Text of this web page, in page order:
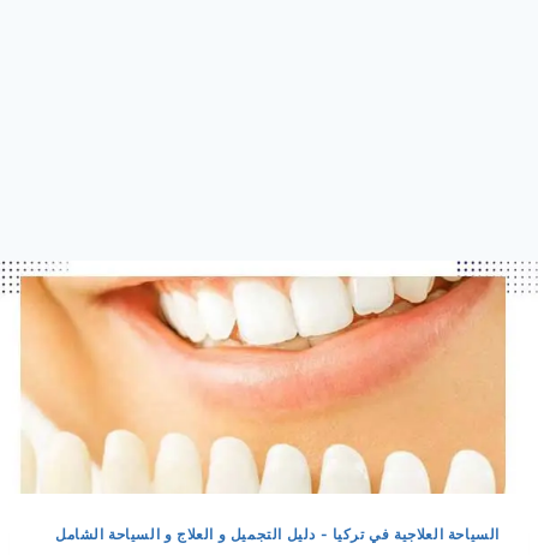
السياحة العلاجية في تركيا - دليل التجميل و العلاج و السياحة الشامل